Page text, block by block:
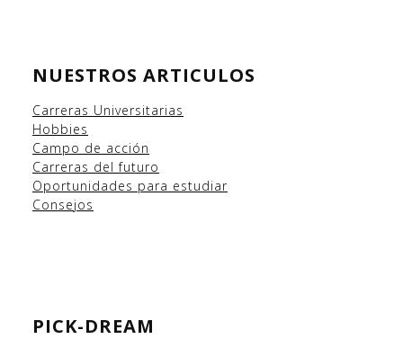
NUESTROS ARTICULOS
Carreras Universitarias
Hobbies
Campo de acción
Carreras del futuro
Oportunidades para estudiar
Consejos
PICK-DREAM